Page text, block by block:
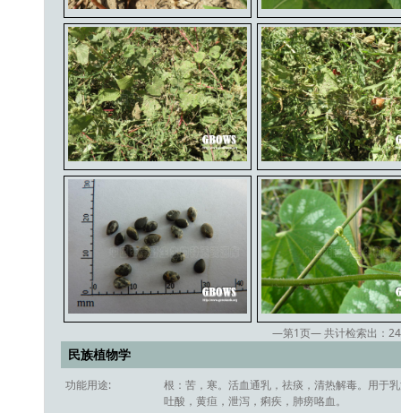
—第1页— 共计检索出： 24
民族植物学
功能用途:
根：苦，寒。活血通乳，祛痰，清热解毒。用于
吐酸，黄疸，泄泻，痢疾，肺痨咯血。